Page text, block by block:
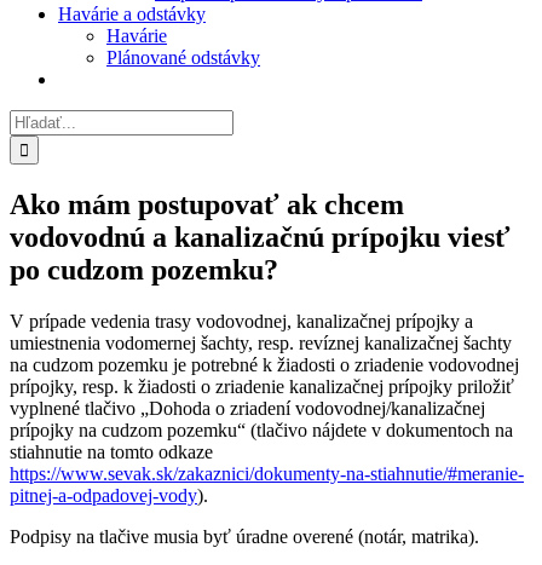
Havárie a odstávky
Havárie
Plánované odstávky
Hľadať:
Ako mám postupovať ak chcem
vodovodnú a kanalizačnú prípojku viesť
po cudzom pozemku?
V prípade vedenia trasy vodovodnej, kanalizačnej prípojky a
umiestnenia vodomernej šachty, resp. revíznej kanalizačnej šachty
na cudzom pozemku je potrebné k žiadosti o zriadenie vodovodnej
prípojky, resp. k žiadosti o zriadenie kanalizačnej prípojky priložiť
vyplnené tlačivo „Dohoda o zriadení vodovodnej/kanalizačnej
prípojky na cudzom pozemku“ (tlačivo nájdete v dokumentoch na
stiahnutie na tomto odkaze
https://www.sevak.sk/zakaznici/dokumenty-na-stiahnutie/#meranie-
pitnej-a-odpadovej-vody).
Podpisy na tlačive musia byť úradne overené (notár, matrika).